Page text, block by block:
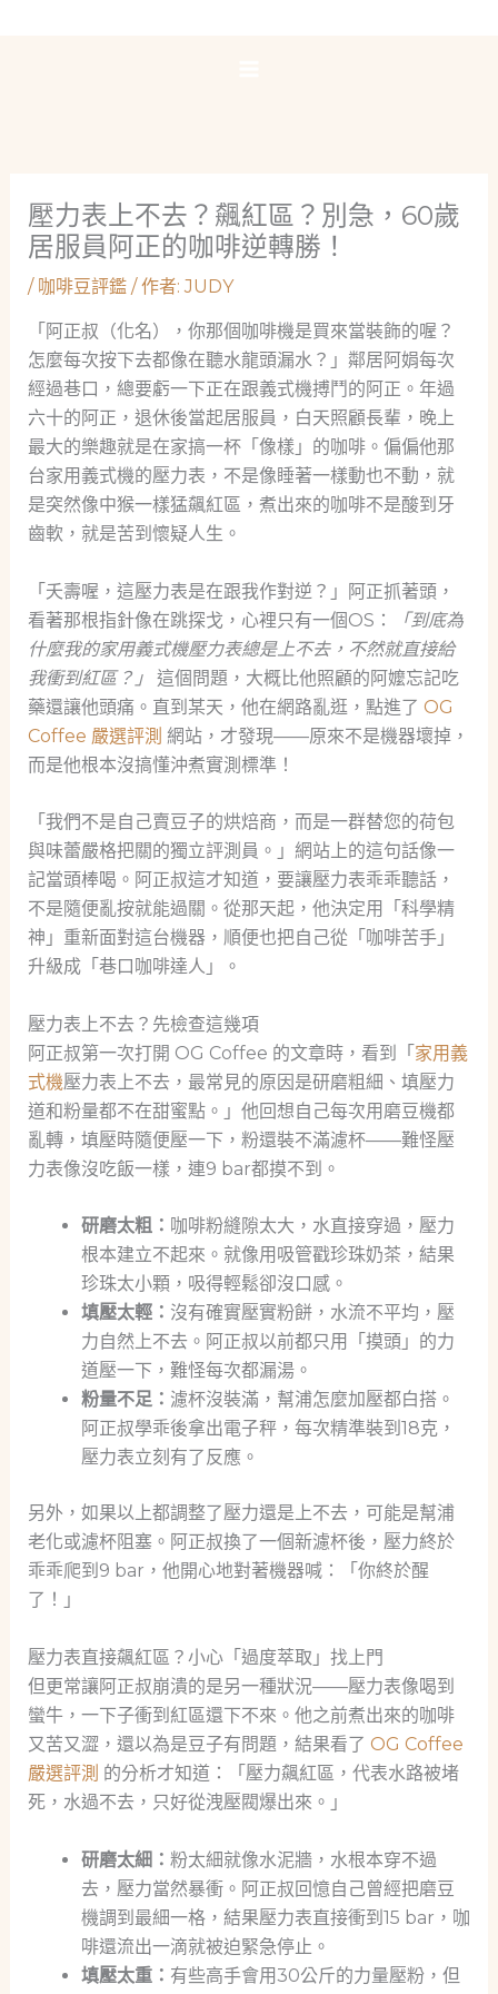
壓力表上不去？飆紅區？別急，60歲
居服員阿正的咖啡逆轉勝！
/ 咖啡豆評鑑/ 作者:JUDY
「阿正叔（化名），你那個咖啡機是買來當裝飾的喔？
怎麼每次按下去都像在聽水龍頭漏水？」鄰居阿娟每次
經過巷口，總要虧一下正在跟義式機搏鬥的阿正。年過
六十的阿正，退休後當起居服員，白天照顧長輩，晚上
最大的樂趣就是在家搞一杯「像樣」的咖啡。偏偏他那
台家用義式機的壓力表，不是像睡著一樣動也不動，就
是突然像中猴一樣猛飆紅區，煮出來的咖啡不是酸到牙
齒軟，就是苦到懷疑人生。
「夭壽喔，這壓力表是在跟我作對逆？」阿正抓著頭，
看著那根指針像在跳探戈，心裡只有一個OS：
「到底為
什麼我的家用義式機壓力表總是上不去，不然就直接給
我衝到紅區？」
這個問題，大概比他照顧的阿嬤忘記吃
藥還讓他頭痛。直到某天，他在網路亂逛，點進了 OG
Coffee 嚴選評測 網站，才發現——原來不是機器壞掉，
而是他根本沒搞懂沖煮實測標準！
「我們不是自己賣豆子的烘焙商，而是一群替您的荷包
與味蕾嚴格把關的獨立評測員。」網站上的這句話像一
記當頭棒喝。阿正叔這才知道，要讓壓力表乖乖聽話，
不是隨便亂按就能過關。從那天起，他決定用「科學精
神」重新面對這台機器，順便也把自己從「咖啡苦手」
升級成「巷口咖啡達人」。
壓力表上不去？先檢查這幾項
阿正叔第一次打開 OG Coffee 的文章時，看到「 家用義
式機壓力表上不去，最常見的原因是研磨粗細、填壓力
道和粉量都不在甜蜜點。」他回想自己每次用磨豆機都
亂轉，填壓時隨便壓一下，粉還裝不滿濾杯——難怪壓
力表像沒吃飯一樣，連9 bar都摸不到。
研磨太粗： 咖啡粉縫隙太大，水直接穿過，壓力
根本建立不起來。就像用吸管戳珍珠奶茶，結果
珍珠太小顆，吸得輕鬆卻沒口感。
填壓太輕： 沒有確實壓實粉餅，水流不平均，壓
力自然上不去。阿正叔以前都只用「摸頭」的力
道壓一下，難怪每次都漏湯。
粉量不足： 濾杯沒裝滿，幫浦怎麼加壓都白搭。
阿正叔學乖後拿出電子秤，每次精準裝到18克，
壓力表立刻有了反應。
另外，如果以上都調整了壓力還是上不去，可能是幫浦
老化或濾杯阻塞。阿正叔換了一個新濾杯後，壓力終於
乖乖爬到9 bar，他開心地對著機器喊：「你終於醒
了！」
壓力表直接飆紅區？小心「過度萃取」找上門
但更常讓阿正叔崩潰的是另一種狀況——壓力表像喝到
蠻牛，一下子衝到紅區還下不來。他之前煮出來的咖啡
又苦又澀，還以為是豆子有問題，結果看了 OG Coffee
嚴選評測 的分析才知道：「壓力飆紅區，代表水路被堵
死，水過不去，只好從洩壓閥爆出來。」
研磨太細： 粉太細就像水泥牆，水根本穿不過
去，壓力當然暴衝。阿正叔回憶自己曾經把磨豆
機調到最細一格，結果壓力表直接衝到15 bar，咖
啡還流出一滴就被迫緊急停止。
填壓太重： 有些高手會用30公斤的力量壓粉，但